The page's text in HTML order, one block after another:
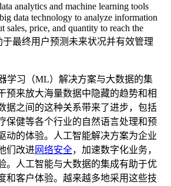
analytics and machine learning tools
data technology to analyze information
sales, price, and quantity to reach the
于最终用户预测未来状况并有效管理
学习（ML）解决方案与大数据的集
预来放大海量数据中隐藏的趋势和相
据之间的这种关系带来了进步，包括
保健等各个行业的自然语言处理和预
动的体验。人工智能解决方案为企业
们改进网络安全，加速数字化业务，
。人工智能与大数据的集成有助于优
和客户体验。越来越多地采用这些技